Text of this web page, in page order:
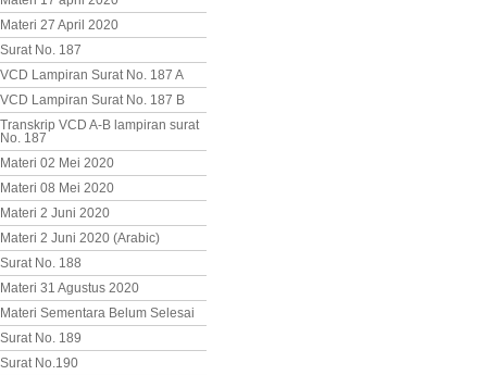
Materi 27 April 2020
Surat No. 187
VCD Lampiran Surat No. 187 A
VCD Lampiran Surat No. 187 B
Transkrip VCD A-B lampiran surat
No. 187
Materi 02 Mei 2020
Materi 08 Mei 2020
Materi 2 Juni 2020
Materi 2 Juni 2020 (Arabic)
Surat No. 188
Materi 31 Agustus 2020
Materi Sementara Belum Selesai
Surat No. 189
Surat No.190